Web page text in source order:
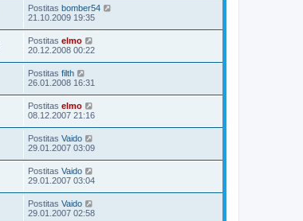
Postitas bomber54
21.10.2009 19:35
Postitas elmo
20.12.2008 00:22
Postitas filth
26.01.2008 16:31
Postitas elmo
08.12.2007 21:16
Postitas Vaido
29.01.2007 03:09
Postitas Vaido
29.01.2007 03:04
Postitas Vaido
29.01.2007 02:58